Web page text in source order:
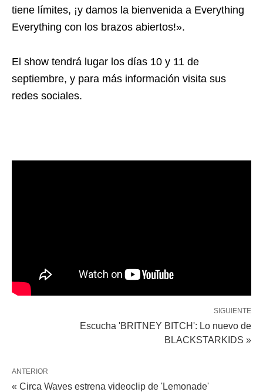
tiene límites, ¡y damos la bienvenida a Everything
Everything con los brazos abiertos!».
El show tendrá lugar los días 10 y 11 de
septiembre, y para más información visita sus
redes sociales.
SIGUIENTE
Escucha 'BRITNEY BITCH': Lo nuevo de
BLACKSTARKIDS »
ANTERIOR
« Circa Waves estrena videoclip de 'Lemonade'